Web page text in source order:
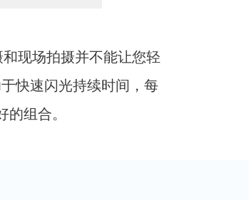
现场拍摄并不能让您轻
快速闪光持续时间，每
组合。